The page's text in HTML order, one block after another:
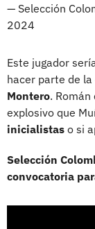
— Selección
2024
Este jugador
hacer parte de
Montero.
explosivo que
inicialistas o si
Selección
convocatoria